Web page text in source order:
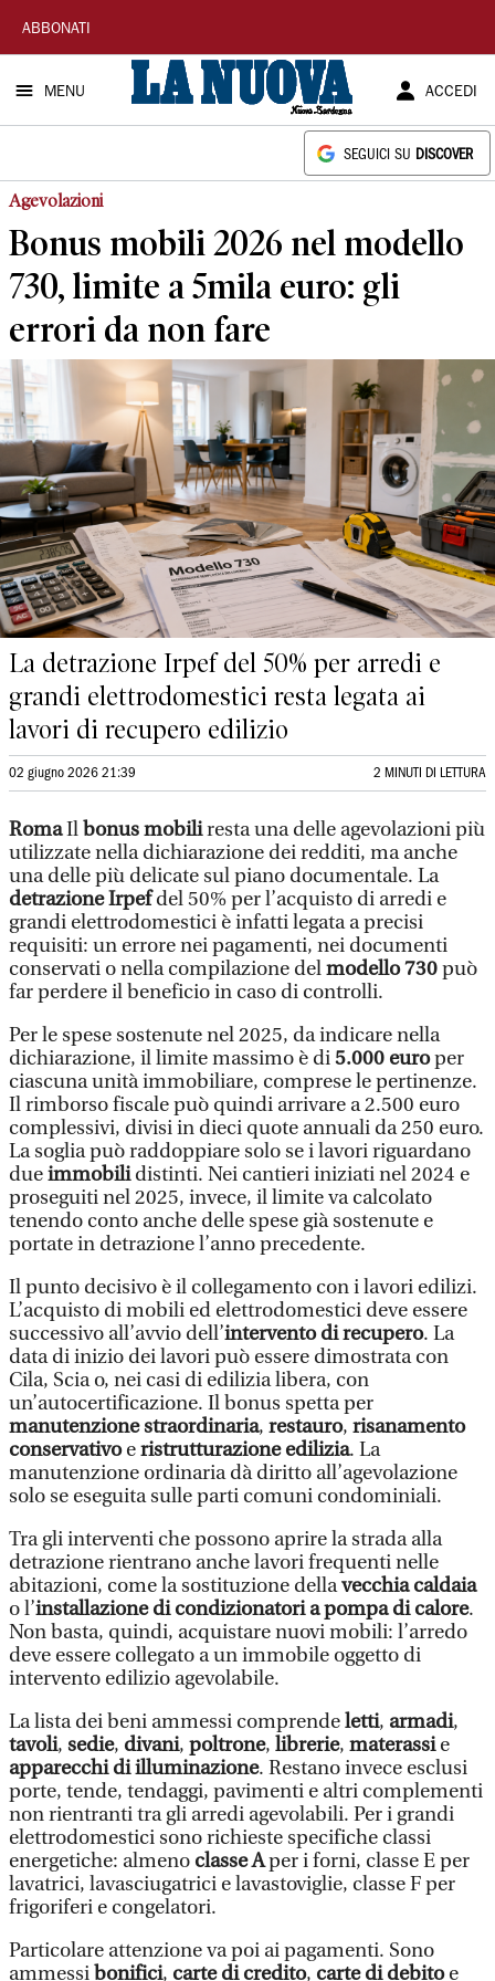
La
Nuova
Sardegna
ABBONATI
MENU ACCEDI
SEGUICI SU DISCOVER
Agevolazioni
Bonus mobili 2026 nel modello
730, limite a 5mila euro: gli
errori da non fare
La detrazione Irpef del 50% per arredi e
grandi elettrodomestici resta legata ai
lavori di recupero edilizio
02 giugno 2026 21:39 2 MINUTI DI LETTURA
RomaIl bonus mobiliresta una delle agevolazioni più
utilizzate nella dichiarazione dei redditi, ma anche
una delle più delicate sul piano documentale. La
detrazione Irpefdel 50% per l’acquisto di arredi e
grandi elettrodomestici è infatti legata a precisi
requisiti: un errore nei pagamenti, nei documenti
conservati o nella compilazione delmodello 730può
far perdere il beneficio in caso di controlli.
Per le spese sostenute nel 2025, da indicare nella
dichiarazione, il limite massimo è di5.000 europer
ciascuna unità immobiliare, comprese le pertinenze.
Il rimborso fiscale può quindi arrivare a 2.500 euro
complessivi, divisi in dieci quote annuali da 250 euro.
La soglia può raddoppiare solo se i lavori riguardano
dueimmobilidistinti. Nei cantieri iniziati nel 2024 e
proseguiti nel 2025, invece, il limite va calcolato
tenendo conto anche delle spese già sostenute e
portate in detrazione l’anno precedente.
Il punto decisivo è il collegamento con i lavori edilizi.
L’acquisto di mobili ed elettrodomestici deve essere
successivo all’avvio dell’intervento di recupero. La
data di inizio dei lavori può essere dimostrata con
Cila, Scia o, nei casi di edilizia libera, con
un’autocertificazione. Il bonus spetta per
manutenzione straordinaria, restauro, risanamento
conservativoeristrutturazione edilizia. La
manutenzione ordinaria dà diritto all’agevolazione
solo se eseguita sulle parti comuni condominiali.
Tra gli interventi che possono aprire la strada alla
detrazione rientrano anche lavori frequenti nelle
abitazioni, come la sostituzione dellavecchia caldaia
o l’installazione di condizionatori a pompa di calore.
Non basta, quindi, acquistare nuovi mobili: l’arredo
deve essere collegato a un immobile oggetto di
intervento edilizio agevolabile.
La lista dei beni ammessi comprendeletti, armadi,
tavoli, sedie, divani, poltrone, librerie, materassie
apparecchi di illuminazione. Restano invece esclusi
porte, tende, tendaggi, pavimenti e altri complementi
non rientranti tra gli arredi agevolabili. Per i grandi
elettrodomestici sono richieste specifiche classi
energetiche: almeno classe Aper i forni, classe E per
lavatrici, lavasciugatrici e lavastoviglie, classe F per
frigoriferi e congelatori.
Particolare attenzione va poi ai pagamenti. Sono
ammessi bonifici, carte di credito, carte di debitoe